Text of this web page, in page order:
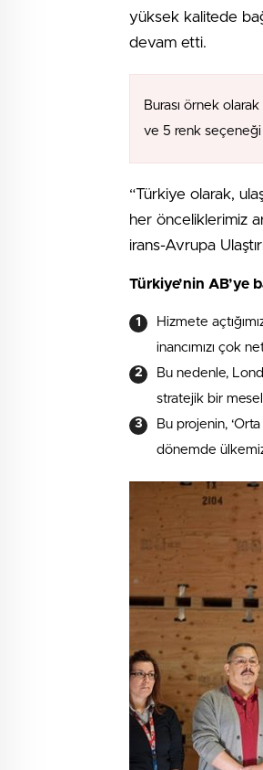
yüksek kalitede
devam etti.
Burası örnek
ve 5 renk seçeneği
“Türkiye olarak,
her önceliklerimiz
irans-Avrupa
Türkiye’nin AB’ye
Hizmete
inancımızı çok
Bu nedenle,
stratejik bir
Bu projenin,
dönemde